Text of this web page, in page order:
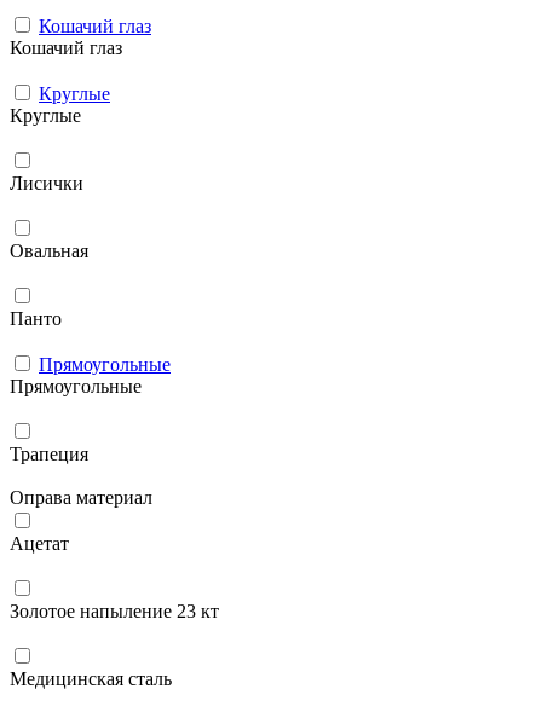
Кошачий глаз
Кошачий глаз
Круглые
Круглые
Лисички
Овальная
Панто
Прямоугольные
Прямоугольные
Трапеция
Оправа материал
Ацетат
Золотое напыление 23 кт
Медицинская сталь